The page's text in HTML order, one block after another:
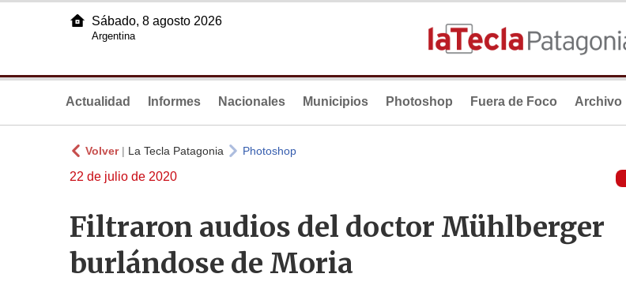
Sábado, 8 agosto 2026
Argentina
Actualidad Informes Nacionales Municipios Photoshop Fuera de Foco Archivo
Volver| La Tecla Patagonia Photoshop
22 de julio de 2020
Filtraron audios del doctor Mühlberger
burlándose de Moria